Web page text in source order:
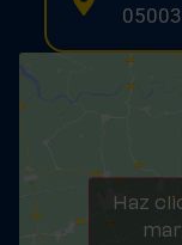
Haz